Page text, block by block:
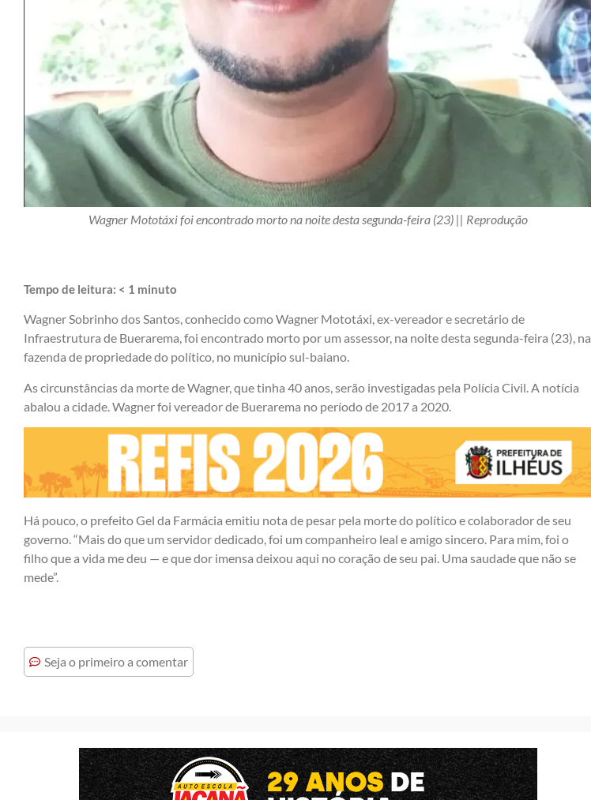
Wagner Mototáxi foi encontrado morto na noite desta segunda-feira (23) || Reprodução
Tempo de leitura: < 1 minuto
Wagner Sobrinho dos Santos, conhecido como Wagner Mototáxi, ex-vereador e secretário de
Infraestrutura de Buerarema, foi encontrado morto por um assessor, na noite desta segunda-feira (23), na
fazenda de propriedade do político, no município sul-baiano.
As circunstâncias da morte de Wagner, que tinha 40 anos, serão investigadas pela Polícia Civil. A notícia
abalou a cidade. Wagner foi vereador de Buerarema no período de 2017 a 2020.
Há pouco, o prefeito Gel da Farmácia emitiu nota de pesar pela morte do político e colaborador de seu
governo. “Mais do que um servidor dedicado, foi um companheiro leal e amigo sincero. Para mim, foi o
filho que a vida me deu — e que dor imensa deixou aqui no coração de seu pai. Uma saudade que não se
mede”.
Seja o primeiro a comentar